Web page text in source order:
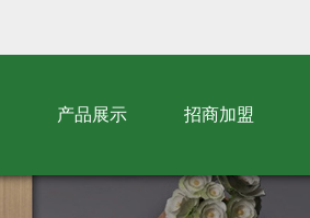
产品展示 招商加盟